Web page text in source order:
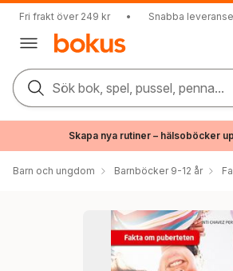
Fri frakt över 249 kr • Snabba
Sök bok, spel, pussel, penna...
Skapa nya rutiner – hälsoböcker
Barn och ungdom Barnböcker 9-12 år